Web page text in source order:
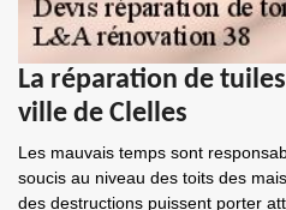
La réparation de
ville de Clelles
Les mauvais temps sont
soucis au niveau des toits des
des destructions puissent porter